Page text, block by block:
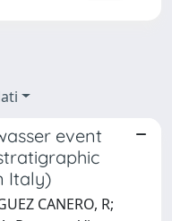
event
Italy)
CANERO, R;